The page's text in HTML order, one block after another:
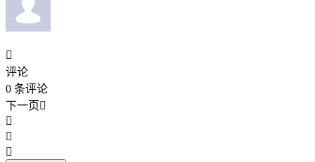

评论
0 条评论
下一页


